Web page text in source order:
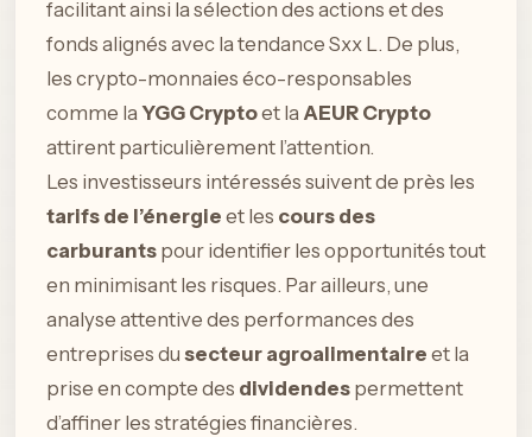
facilitant ainsi la sélection des actions et des
fonds alignés avec la tendance Sxx L. De plus,
les crypto-monnaies éco-responsables
comme laYGG Cryptoet la AEUR Crypto
attirent particulièrement l’attention.
Les investisseurs intéressés suivent de près les
tarifs de l’énergie et les cours des
carburants pour identifier les opportunités tout
en minimisant les risques. Par ailleurs, une
analyse attentive des performances des
entreprises du secteur agroalimentaire et la
prise en compte des dividendes permettent
d’affiner les stratégies financières.